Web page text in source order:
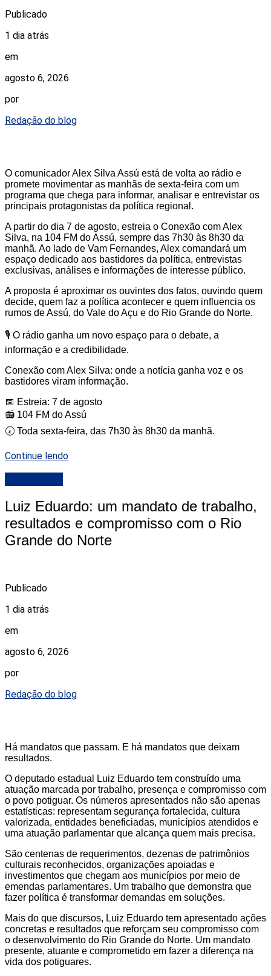
Publicado
1 dia atrás
em
agosto 6, 2026
por
Redação do blog
O comunicador Alex Silva Assú está de volta ao rádio e
promete movimentar as manhãs de sexta-feira com um
programa que chega para informar, analisar e entrevistar os
principais protagonistas da política regional.
A partir do dia 7 de agosto, estreia o Conexão com Alex
Silva, na 104 FM do Assú, sempre das 7h30 às 8h30 da
manhã. Ao lado de Vam Fernandes, Alex comandará um
espaço dedicado aos bastidores da política, entrevistas
exclusivas, análises e informações de interesse público.
A proposta é aproximar os ouvintes dos fatos, ouvindo quem
decide, quem faz a política acontecer e quem influencia os
rumos de Assú, do Vale do Açu e do Rio Grande do Norte.
🎙️ O rádio ganha um novo espaço para o debate, a
informação e a credibilidade.
Conexão com Alex Silva: onde a notícia ganha voz e os
bastidores viram informação.
📅 Estreia: 7 de agosto
📻 104 FM do Assú
🕢 Toda sexta-feira, das 7h30 às 8h30 da manhã.
Continue lendo
Luiz Eduardo: um mandato de trabalho,
resultados e compromisso com o Rio
Grande do Norte
Publicado
1 dia atrás
em
agosto 6, 2026
por
Redação do blog
Há mandatos que passam. E há mandatos que deixam
resultados.
O deputado estadual Luiz Eduardo tem construído uma
atuação marcada por trabalho, presença e compromisso com
o povo potiguar. Os números apresentados não são apenas
estatísticas: representam segurança fortalecida, cultura
valorizada, entidades beneficiadas, municípios atendidos e
uma atuação parlamentar que alcança quem mais precisa.
São centenas de requerimentos, dezenas de patrimônios
culturais reconhecidos, organizações apoiadas e
investimentos que chegam aos municípios por meio de
emendas parlamentares. Um trabalho que demonstra que
fazer política é transformar demandas em soluções.
Mais do que discursos, Luiz Eduardo tem apresentado ações
concretas e resultados que reforçam seu compromisso com
o desenvolvimento do Rio Grande do Norte. Um mandato
presente, atuante e comprometido em fazer a diferença na
vida dos potiguares.